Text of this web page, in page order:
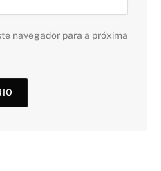
navegador para a próxima